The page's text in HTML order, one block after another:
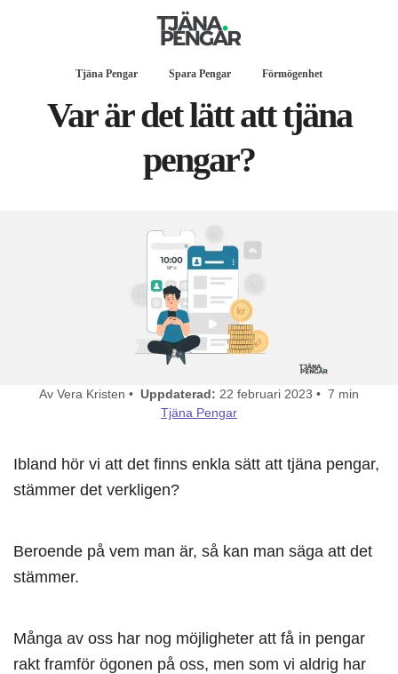
Tjäna Pengar Spara Pengar Förmögenhet
Var är det lätt att tjäna
pengar?
Av Vera Kristen • Uppdaterad: 22 februari 2023 • 7 min
Tjäna Pengar
Ibland hör vi att det finns enkla sätt att tjäna pengar,
stämmer det verkligen?
Beroende på vem man är, så kan man säga att det
stämmer.
Många av oss har nog möjligheter att få in pengar
rakt framför ögonen på oss, men som vi aldrig har